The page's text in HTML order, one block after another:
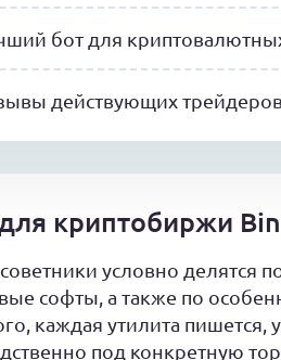
бот для
действующих
криптобиржи
условно делятся
софты, а также по
каждая утилита
под конкретную